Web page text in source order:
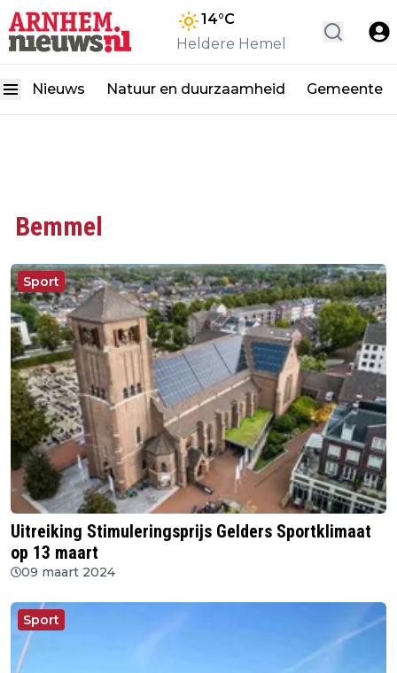
14°C
Heldere Hemel
Nieuws Natuur en duurzaamheid Gemeente
Bemmel
Sport
Uitreiking Stimuleringsprijs Gelders Sportklimaat
op 13 maart
09 maart 2024
Sport